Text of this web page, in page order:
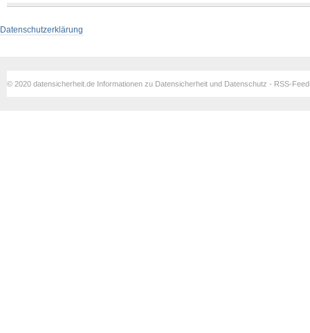
Datenschutzerklärung
© 2020 datensicherheit.de Informationen zu Datensicherheit und Datenschutz - RSS-